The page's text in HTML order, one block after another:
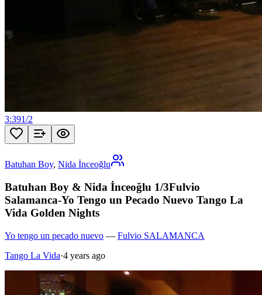
3:391/2
Batuhan Boy, Nida İnceoğlu
Batuhan Boy & Nida İnceoğlu 1/3Fulvio
Salamanca-Yo Tengo un Pecado Nuevo Tango La
Vida Golden Nights
Yo tengo un pecado nuevo — Fulvio SALAMANCA
Tango La Vida·4 years ago